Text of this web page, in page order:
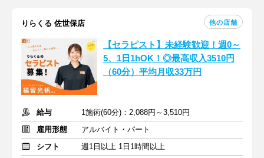
りらくる 佐世保店 他の店舗
【セラピスト】未経験歓迎！週0～
5、1日1hOK！◎最高収入3510円
（60分）平均月収33万円
給与
1施術(60分)：2,088円～3,510円
雇用形態
アルバイト・パート
シフト
週1日以上 1日1時間以上